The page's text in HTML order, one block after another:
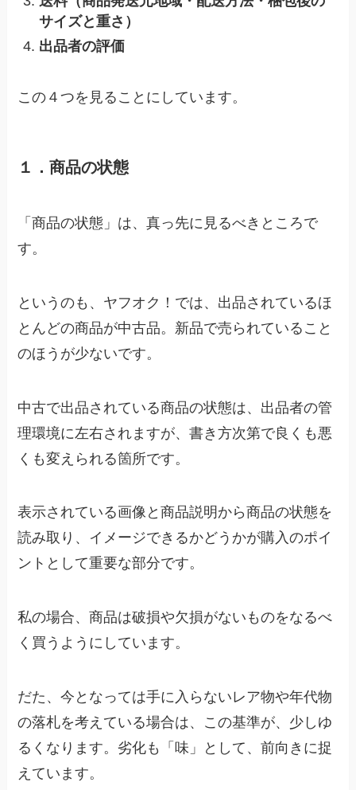
サイズと重さ）
出品者の評価
この４つを見ることにしています。
１．商品の状態
「商品の状態」は、真っ先に見るべきところで
す。
というのも、ヤフオク！では、出品されているほ
とんどの商品が中古品。新品で売られていること
のほうが少ないです。
中古で出品されている商品の状態は、出品者の管
理環境に左右されますが、書き方次第で良くも悪
くも変えられる箇所です。
表示されている画像と商品説明から商品の状態を
読み取り、イメージできるかどうかが購入のポイ
ントとして重要な部分です。
私の場合、商品は破損や欠損がないものをなるべ
く買うようにしています。
だた、今となっては手に入らないレア物や年代物
の落札を考えている場合は、この基準が、少しゆ
るくなります。劣化も「味」として、前向きに捉
えています。